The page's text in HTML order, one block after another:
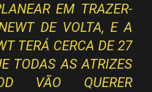
EM TRAZER-
DE VOLTA, E A
TERÁ CERCA DE 27
TODAS AS ATRIZES
VÃO QUERER